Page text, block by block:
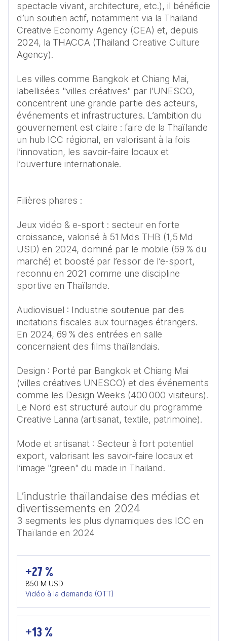
spectacle vivant, architecture, etc.), il bénéficie
d’un soutien actif, notamment via la Thailand
Creative Economy Agency (CEA) et, depuis
2024, la THACCA (Thailand Creative Culture
Agency).
Les villes comme Bangkok et Chiang Mai,
labellisées "villes créatives" par l’UNESCO,
concentrent une grande partie des acteurs,
événements et infrastructures. L’ambition du
gouvernement est claire : faire de la Thaïlande
un hub ICC régional, en valorisant à la fois
l’innovation, les savoir-faire locaux et
l’ouverture internationale.
Filières phares :
Jeux vidéo & e-sport : secteur en forte
croissance, valorisé à 51 Mds THB (1,5 Md
USD) en 2024, dominé par le mobile (69 % du
marché) et boosté par l’essor de l’e-sport,
reconnu en 2021 comme une discipline
sportive en Thaïlande.
Audiovisuel : Industrie soutenue par des
incitations fiscales aux tournages étrangers.
En 2024, 69 % des entrées en salle
concernaient des films thaïlandais.
Design : Porté par Bangkok et Chiang Mai
(villes créatives UNESCO) et des événements
comme les Design Weeks (400 000 visiteurs).
Le Nord est structuré autour du programme
Creative Lanna (artisanat, textile, patrimoine).
Mode et artisanat : Secteur à fort potentiel
export, valorisant les savoir-faire locaux et
l’image "green" du made in Thailand.
L’industrie thaïlandaise des médias et
divertissements en 2024
3 segments les plus dynamiques des ICC en
Thaïlande en 2024
+27 %
850 M USD
Vidéo à la demande (OTT)
+13 %